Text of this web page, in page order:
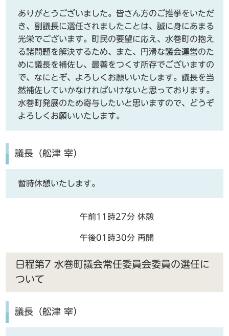
ありがとうございました。皆さん方のご推挙をいただ
き、副議長に選任されましたことは、誠に身にあまる
光栄でございます。町民の要望に応え、水巻町の抱え
る諸問題を解決するため、また、円滑な議会運営のた
めに議長を補佐し、最善をつくす所存でございますの
で、なにとぞ、よろしくお願いいたします。議長を当
然補佐していかなければいけないと思っております。
水巻町発展のため寄与したいと思いますので、どうぞ
よろしくお願いいたします。
議長（舩津 宰）
暫時休憩いたします。
午前11時27分 休憩
午後01時30分 再開
日程第7 水巻町議会常任委員会委員の選任に
ついて
議長（舩津 宰）